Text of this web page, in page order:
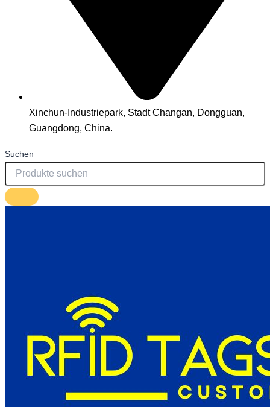
Xinchun-Industriepark, Stadt Changan, Dongguan,
Guangdong, China.
Suchen